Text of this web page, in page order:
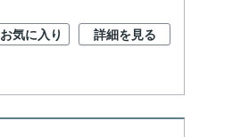
お気に入り 詳細を見る